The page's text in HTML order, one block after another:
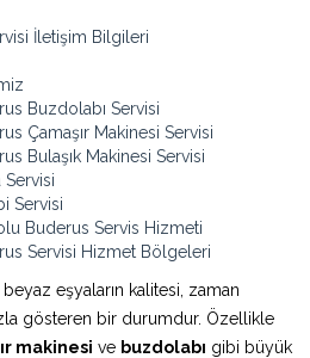
İletişim Bilgileri
Buzdolabı Servisi
Çamaşır Makinesi Servisi
Bulaşık Makinesi Servisi
Servisi
Buderus Servis Hizmeti
Servisi Hizmet Bölgeleri
eşyaların kalitesi, zaman
gösteren bir durumdur. Özellikle
makinesi ve buzdolabı gibi büyük